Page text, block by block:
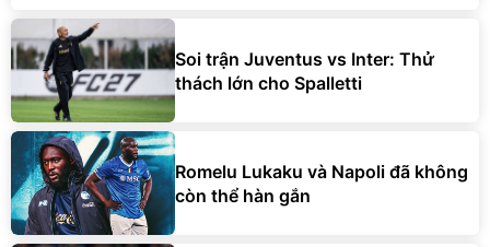
Soi trận Juventus vs Inter: Thử
thách lớn cho Spalletti
Romelu Lukaku và Napoli đã không
còn thể hàn gắn